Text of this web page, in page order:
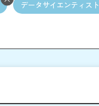
データサイエンティスト